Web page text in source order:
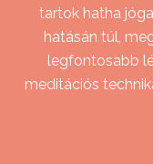
tartok hatha
hatásán túl,
legfontosabb
meditációs